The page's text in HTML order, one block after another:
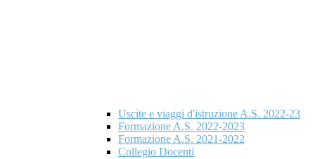
Uscite e viaggi d'istruzione A.S. 2022-23
Formazione A.S. 2022-2023
Formazione A.S. 2021-2022
Collegio Docenti